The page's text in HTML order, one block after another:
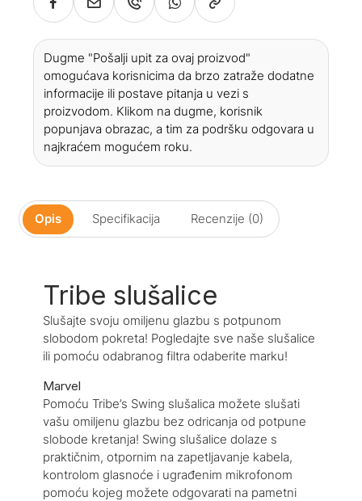
Dugme "Pošalji upit za ovaj proizvod"
omogućava korisnicima da brzo zatraže dodatne
informacije ili postave pitanja u vezi s
proizvodom. Klikom na dugme, korisnik
popunjava obrazac, a tim za podršku odgovara u
najkraćem mogućem roku.
Opis Specifikacija Recenzije (0)
Tribe slušalice
Slušajte svoju omiljenu glazbu s potpunom
slobodom pokreta! Pogledajte sve naše slušalice
ili pomoću odabranog filtra odaberite marku!
Marvel
Pomoću Tribe’s Swing slušalica možete slušati
vašu omiljenu glazbu bez odricanja od potpune
slobode kretanja! Swing slušalice dolaze s
praktičnim, otpornim na zapetljavanje kabela,
kontrolom glasnoće i ugrađenim mikrofonom
pomoću kojeg možete odgovarati na pametni